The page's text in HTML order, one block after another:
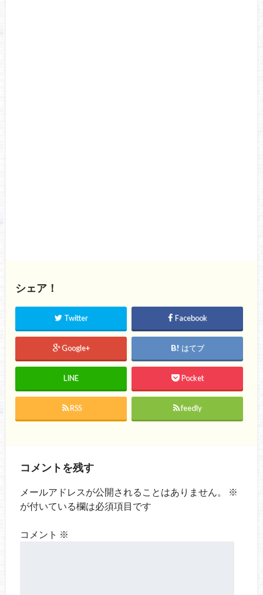
シェア！
Twitter Facebook
Google+ はてブ
LINE Pocket
RSS feedly
コメントを残す
メールアドレスが公開されることはありません。
※
が付いている欄は必須項目です
コメント ※